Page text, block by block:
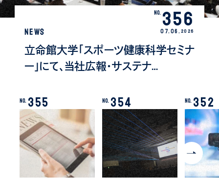
No. 356
NEWS
立命館大学「スポーツ健康科学セミナ
ー」にて、当社広報・サステナ…
07.06.2026
No. 355 No. 354 No. 352